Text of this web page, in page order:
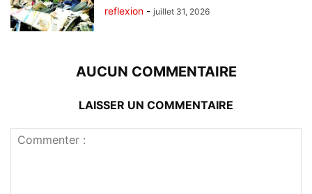
reflexion - juillet 31, 2026
AUCUN COMMENTAIRE
LAISSER UN COMMENTAIRE